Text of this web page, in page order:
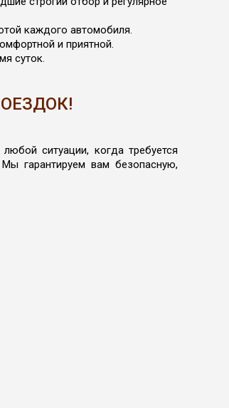
каждого автомобиля.
и приятной.
суток.
ситуации, когда требуется
гарантируем вам безопасную,